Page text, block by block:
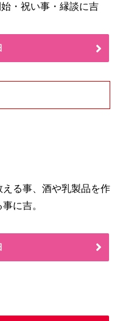
・祝い事・縁談に吉
る事、酒や乳製品を作
に吉。